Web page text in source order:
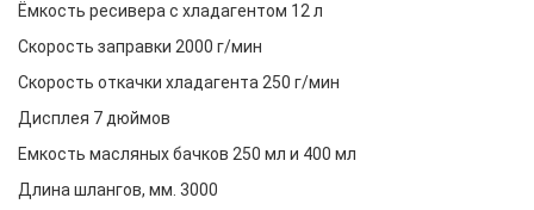
Ёмкость ресивера с хладагентом 12 л
Скорость заправки 2000 г/мин
Скорость откачки хладагента 250 г/мин
Дисплея 7 дюймов
Емкость масляных бачков 250 мл и 400 мл
Длина шлангов, мм. 3000